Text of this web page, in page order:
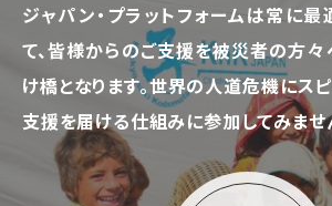
ジャパン・プラットフォームは常に
て、皆様からのご支援を被災者の方
け橋となります。世界の人道危機にス
支援を届ける仕組みに参加してみませ